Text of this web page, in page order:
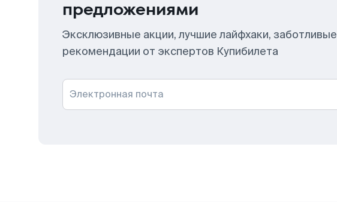
предложениями
Эксклюзивные акции, лучшие лайфхаки, заботливые
рекомендации от экспертов Купибилета
Электронная почта